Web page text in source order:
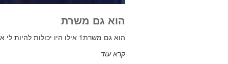
הוא גם משרת
הוא גם משרת1 אילו היו יכולות להיות לי אלף שנים – רק אלף שנים קטנות – יותר מהחיים, אני עשוי, בזמן הזה
קרא עוד